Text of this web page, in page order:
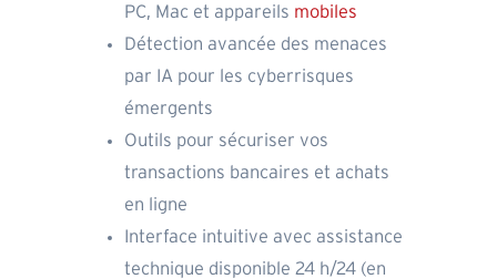
PC, Mac et appareils mobiles
Détection avancée des menaces
par IA pour les cyberrisques
émergents
Outils pour sécuriser vos
transactions bancaires et achats
en ligne
Interface intuitive avec assistance
technique disponible 24 h/24 (en